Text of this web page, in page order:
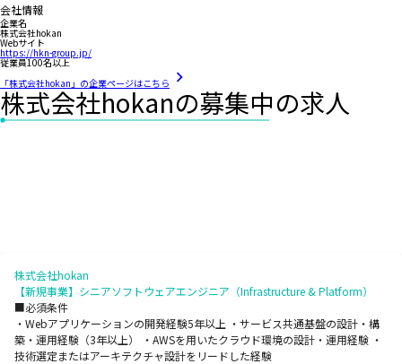
会社情報
企業名
株式会社hokan
Webサイト
https://hkn-group.jp/
従業員100名以上
「株式会社hokan」の企業ページはこちら
株式会社hokanの募集中の求人
株式会社hokan
【新規事業】シニアソフトウェアエンジニア（Infrastructure & Platform）
■必須条件
・Webアプリケーションの開発経験5年以上 ・サービス共通基盤の設計・構
築・運用経験（3年以上） ・AWSを用いたクラウド環境の設計・運用経験 ・
技術選定またはアーキテクチャ設計をリードした経験